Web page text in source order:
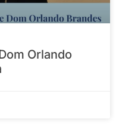
Orlando